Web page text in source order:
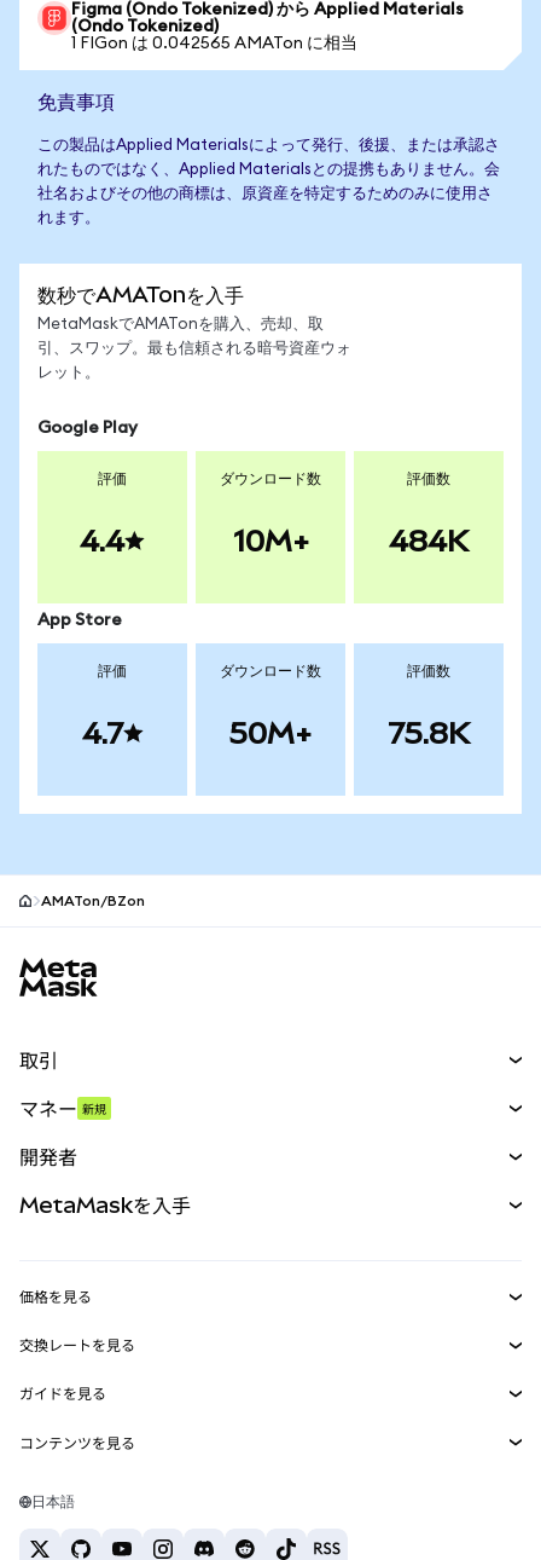
Figma (Ondo Tokenized) から Applied Materials
(Ondo Tokenized)
1 FIGon は 0.042565 AMATon に相当
免責事項
この製品はApplied Materialsによって発行、後援、または承認さ
れたものではなく、Applied Materialsとの提携もありません。会
社名およびその他の商標は、原資産を特定するためのみに使用さ
れます。
数秒でAMATonを入手
MetaMaskでAMATonを購入、売却、取
引、スワップ。最も信頼される暗号資産ウォ
レット。
Google Play
評価
4.4
ダウンロード数
10M+
評価数
484K
App Store
評価
4.7
ダウンロード数
50M+
評価数
75.8K
AMATon/BZon
取引
パーペチュアル
RWA
マネー 新規
開発者
MetaMask Connect
Snaps
Web3サービス
MetaMaskを入手
セキュリティ
サポート
キャリア
お問い合わせ
価格を見る
イーサリアムの価格
Solanaの価格
Tetherの価格
交換レートを見る
ETH→USD
USDT→INR
BTC→INR
ETH→USDT
ガイドを見る
ETHの購入
コンテンツを見る
Solanaウォレット
日本語